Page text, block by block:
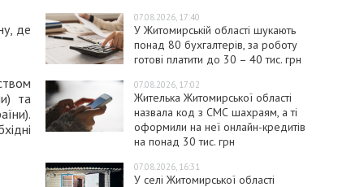
де
та
07.08.2026, 17:40
У Житомирській області шукають
понад 80 бухгалтерів, за роботу
готові платити до 30 – 40 тис. грн
07.08.2026, 17:02
Жителька Житомирської області
назвала код з СМС шахраям, а ті
оформили на неї онлайн-кредитів
на понад 30 тис. грн
07.08.2026, 16:31
У селі Житомирської області